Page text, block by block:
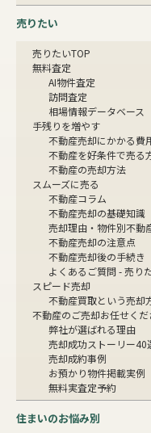
売りたい
売りたいTOP
無料査定
AI物件査定
訪問査定
相場情報データベース
手残りを増やす
不動産売却にかかる費
不動産を好条件で売る
不動産の売却方法
スムーズに売る
不動産コラム
不動産売却の基礎知識
売却理由・物件別不動
不動産売却の注意点
不動産売却後の手続き
よくあるご質問 - 売り
スピード売却
不動産買取という売却
不動産のご売却お任せくだ
弊社が選ばれる理由
売却成功ストーリー40
売却成約事例
お預かり物件掲載実例
無料実査定予約
住まいのお悩み別